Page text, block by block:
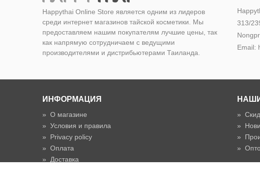
Happythai Online Store является одним из лидеров
среди интернет магазинов тайской косметики. Мы
предоставляем нашим покупателям лучшие цены, так
как напрямую сотрудничаем с ведущими
производителями и дистрибьютерами Таиланда.
313/
Email:
ИНФОРМАЦИЯ
» О магазине
» Условия и правила
» Privacy policy
» Оплата
» Доставка
»
»
»
»